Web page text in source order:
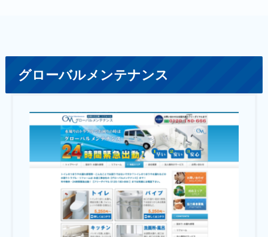
グローバルメンテナンス